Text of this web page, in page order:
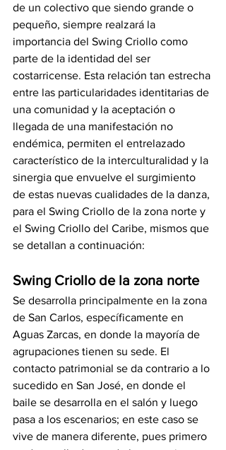
de un colectivo que siendo grande o
pequeño, siempre realzará la
importancia del Swing Criollo como
parte de la identidad del ser
costarricense. Esta relación tan estrecha
entre las particularidades identitarias de
una comunidad y la aceptación o
llegada de una manifestación no
endémica, permiten el entrelazado
característico de la interculturalidad y la
sinergia que envuelve el surgimiento
de estas nuevas cualidades de la danza,
para el Swing Criollo de la zona norte y
el Swing Criollo del Caribe, mismos que
se detallan a continuación:
Swing Criollo de la zona norte
Se desarrolla principalmente en la zona
de San Carlos, específicamente en
Aguas Zarcas, en donde la mayoría de
agrupaciones tienen su sede. El
contacto patrimonial se da contrario a lo
sucedido en San José, en donde el
baile se desarrolla en el salón y luego
pasa a los escenarios; en este caso se
vive de manera diferente, pues primero